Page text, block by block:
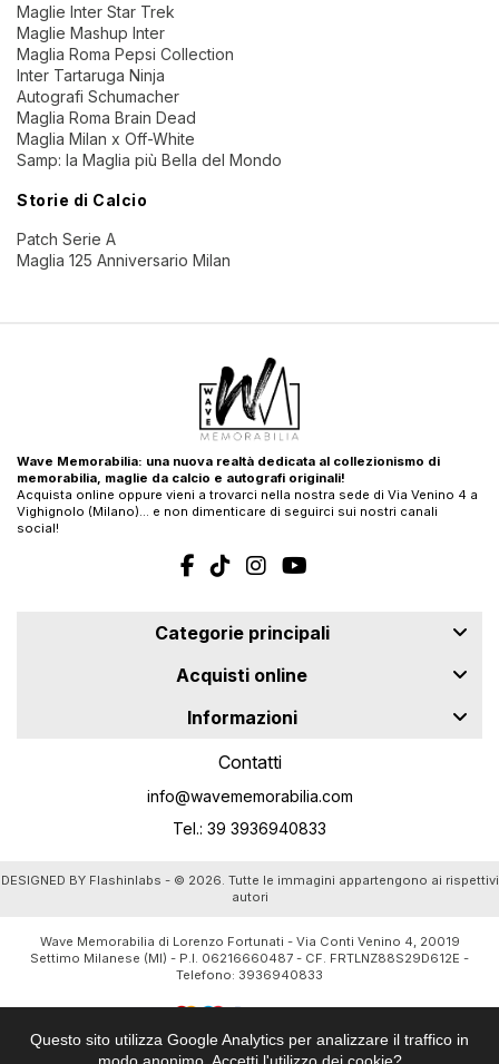
Questo sito utilizza Google Analytics per analizzare il traffico in
Maglie Inter Star Trek
Maglie Mashup Inter
Maglia Roma Pepsi Collection
Inter Tartaruga Ninja
Autografi Schumacher
Maglia Roma Brain Dead
Maglia Milan x Off-White
Samp: la Maglia più Bella del Mondo
Storie di Calcio
Patch Serie A
Maglia 125 Anniversario Milan
Wave Memorabilia: una nuova realtà dedicata al collezionismo di
memorabilia, maglie da calcio e autografi originali!
Acquista online oppure vieni a trovarci nella nostra sede di Via Venino 4 a
Vighignolo (Milano)… e non dimenticare di seguirci sui nostri canali
social!
Categorie principali
Acquisti online
Informazioni
Contatti
info@wavememorabilia.com
Tel.: 39 3936940833
DESIGNED BY Flashinlabs - © 2026. Tutte le immagini appartengono ai rispettivi
autori
Wave Memorabilia di Lorenzo Fortunati - Via Conti Venino 4, 20019
Settimo Milanese (MI) - P.I. 06216660487 - CF. FRTLNZ88S29D612E -
Telefono: 3936940833